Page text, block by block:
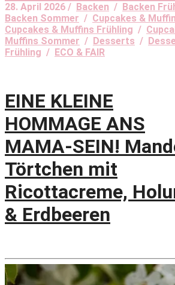
28. April 2026 / Backen / Backen
Backen Sommer / Cupcakes &
Cupcakes & Muffins Frühling /
Muffins Sommer / Desserts /
Frühling / ECO & FAIR
EINE KLEINE
HOMMAGE ANS
MAMA-SEIN!
Törtchen mit
Ricottacreme,
& Erdbeeren